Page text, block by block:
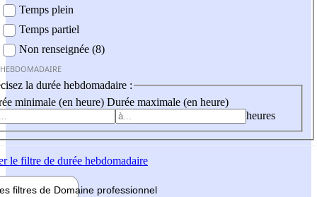
Temps plein
Temps partiel
Non renseignée (8)
la durée hebdomadaire :
minimale (en heure) Durée maximale (en heure)
heures
le filtre de durée hebdomadaire
filtres de Domaine professionnel